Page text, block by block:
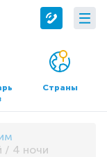
и реквизиты
Страны
/ 4 ночи